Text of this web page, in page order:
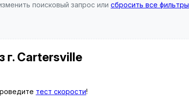
поисковый запрос или сбросить все фильтры
г. Cartersville
тест скорости!